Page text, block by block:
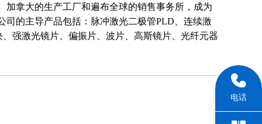
加拿大的生产工厂和遍布全球的销售事务所，成为
司的主导产品包括：脉冲激光二极管PLD、连续激
强激光镜片、偏振片、波片、高斯镜片、光纤元器
电话